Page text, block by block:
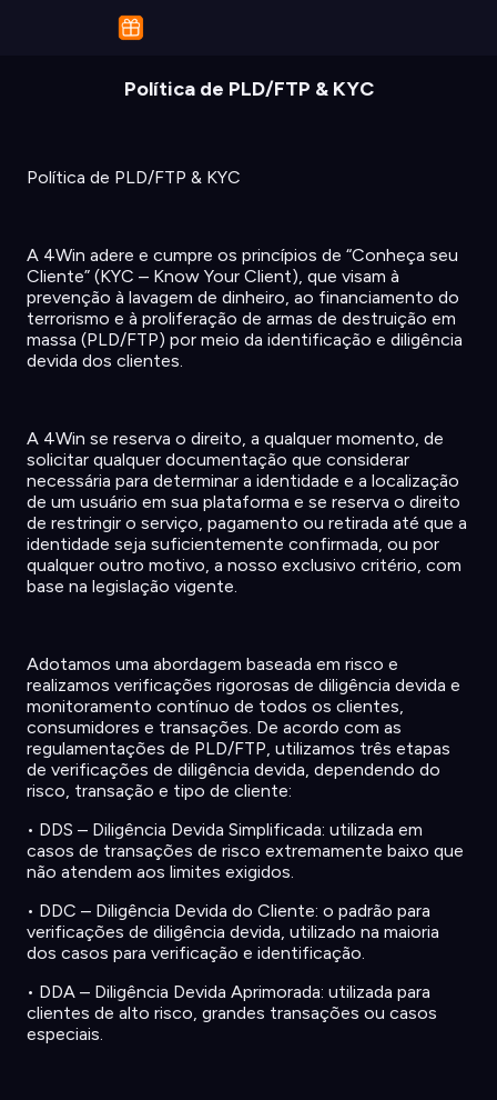
Política de PLD/FTP & KYC
Política de PLD/FTP & KYC
A 4Win adere e cumpre os princípios de “Conheça seu
Cliente” (KYC – Know Your Client), que visam à
prevenção à lavagem de dinheiro, ao financiamento do
terrorismo e à proliferação de armas de destruição em
massa (PLD/FTP) por meio da identificação e diligência
devida dos clientes.
A 4Win se reserva o direito, a qualquer momento, de
solicitar qualquer documentação que considerar
necessária para determinar a identidade e a localização
de um usuário em sua plataforma e se reserva o direito
de restringir o serviço, pagamento ou retirada até que a
identidade seja suficientemente confirmada, ou por
qualquer outro motivo, a nosso exclusivo critério, com
base na legislação vigente.
Adotamos uma abordagem baseada em risco e
realizamos verificações rigorosas de diligência devida e
monitoramento contínuo de todos os clientes,
consumidores e transações. De acordo com as
regulamentações de PLD/FTP, utilizamos três etapas
de verificações de diligência devida, dependendo do
risco, transação e tipo de cliente:
• DDS – Diligência Devida Simplificada: utilizada em
casos de transações de risco extremamente baixo que
não atendem aos limites exigidos.
• DDC – Diligência Devida do Cliente: o padrão para
verificações de diligência devida, utilizado na maioria
dos casos para verificação e identificação.
• DDA – Diligência Devida Aprimorada: utilizada para
clientes de alto risco, grandes transações ou casos
especiais.